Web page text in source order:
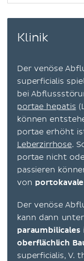
Klinik
Der venöse
superficialis
bei
portae hepatis
können
portae erhöht
Leberzirrhose.
portae nicht
passieren
von
Der venöse
kann dann
paraumbilicales
oberflächlich
superficialis, V.